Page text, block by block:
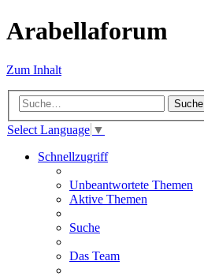
Arabellaforum
Zum Inhalt
Suche
Select Language ▼
Schnellzugriff
Unbeantwortete Themen
Aktive Themen
Suche
Das Team